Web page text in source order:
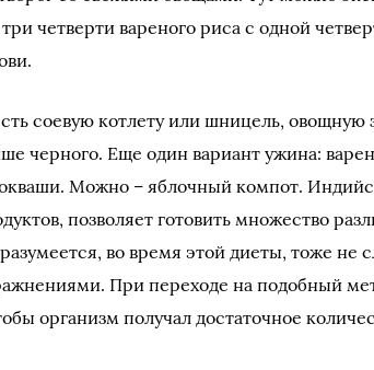
четверти вареного риса с одной
соевую котлету или шницель, овощную
черного. Еще один вариант ужина:
Можно – яблочный компот.
позволяет готовить множество
во время этой диеты, тоже не
При переходе на подобный
организм получал достаточное